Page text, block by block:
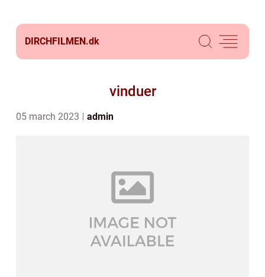
DIRCHFILMEN.dk
vinduer
05 march 2023 admin